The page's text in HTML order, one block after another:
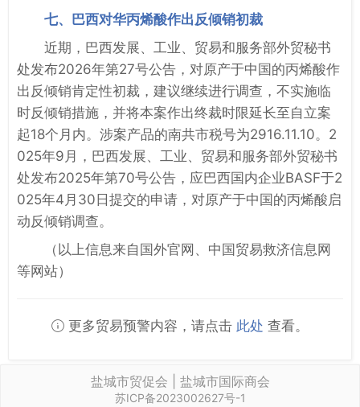
七、巴西对华丙烯酸作出反倾销初裁
近期，巴西发展、工业、贸易和服务部外贸秘书
处发布2026年第27号公告，对原产于中国的丙烯酸作
出反倾销肯定性初裁，建议继续进行调查，不实施临
时反倾销措施，并将本案作出终裁时限延长至自立案
起18个月内。涉案产品的南共市税号为2916.11.10。2
025年9月，巴西发展、工业、贸易和服务部外贸秘书
处发布2025年第70号公告，应巴西国内企业BASF于2
025年4月30日提交的申请，对原产于中国的丙烯酸启
动反倾销调查。
（以上信息来自国外官网、中国贸易救济信息网
等网站）
更多贸易预警内容，请点击 此处 查看。
盐城市贸促会 | 盐城市国际商会
苏ICP备2023002627号-1